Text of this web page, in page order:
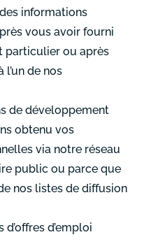
informations
vous avoir fourni
particulier ou après
de nos
de développement
obtenu vos
via notre réseau
public ou parce que
nos listes de diffusion
d’emploi